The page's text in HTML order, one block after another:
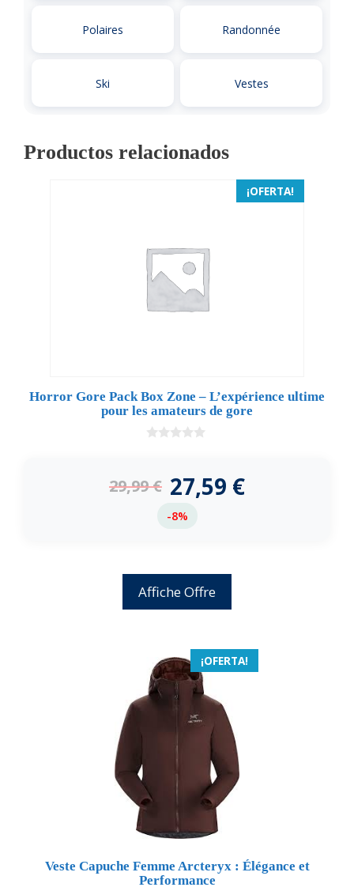
Polaires Randonnée
Ski Vestes
Productos relacionados
¡OFERTA!
Horror Gore Pack Box Zone – L’expérience ultime
pour les amateurs de gore
5
29,99€ 27,59 €
-8%
Affiche Offre
¡OFERTA!
Veste Capuche Femme Arcteryx : Élégance et
Performance